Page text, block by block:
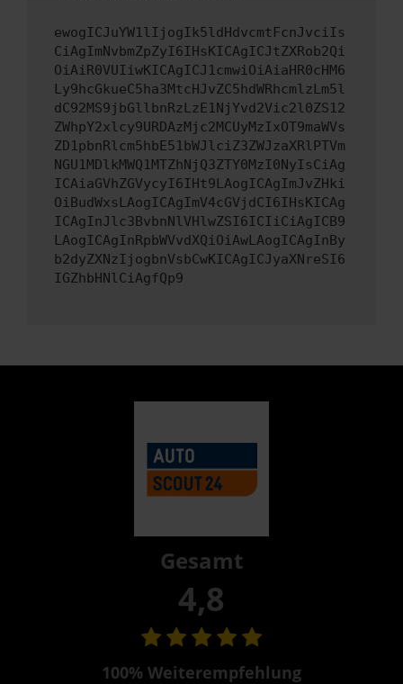
ewogICJuYW1lIjogIk5ldHdvcmtFcnJvciIs
CiAgImNvbmZpZyI6IHsKICAgICJtZXRob2Qi
OiAiR0VUIiwKICAgICJ1cmwiOiAiaHR0cHM6
Ly9hcGkueC5ha3MtcHJvZC5hdWRhcmlzLm5l
dC92MS9jbGllbnRzLzE1NjYvd2Vic2l0ZS12
ZWhpY2xlcy9URDAzMjc2MCUyMzIxOT9maWVs
ZD1pbnRlcm5hbE51bWJlciZ3ZWJzaXRlPTVm
NGU1MDlkMWQ1MTZhNjQ3ZTY0MzI0NyIsCiAg
ICAiaGVhZGVycyI6IHt9LAogICAgImJvZHki
OiBudWxsLAogICAgImV4cGVjdCI6IHsKICAg
ICAgInJlc3BvbnNlVHlwZSI6ICIiCiAgICB9
LAogICAgInRpbWVvdXQiOiAwLAogICAgInBy
b2dyZXNzIjogbnVsbCwKICAgICJyaXNreSI6
IGZhbHNlCiAgfQp9
Gesamt
4,8
100% Weiterempfehlung